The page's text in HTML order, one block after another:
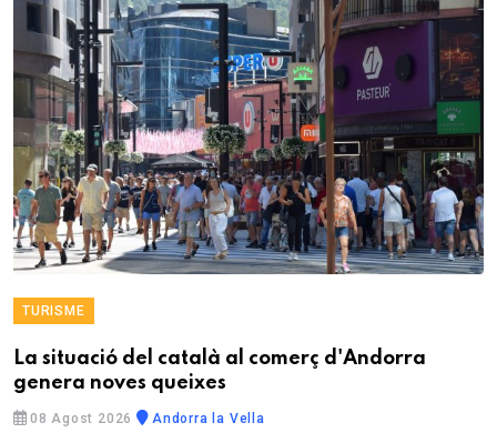
TURISME
La situació del català al comerç d'Andorra
genera noves queixes
08 Agost 2026 Andorra la Vella